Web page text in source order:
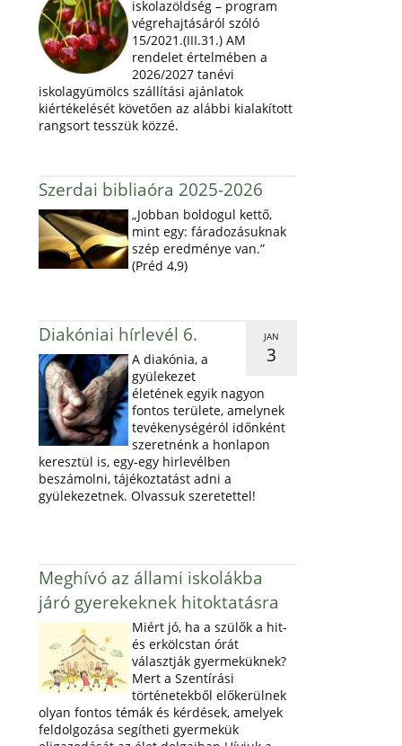
iskolazöldség – program
végrehajtásáról szóló
15/2021.(III.31.) AM
rendelet értelmében a
2026/2027 tanévi
iskolagyümölcs szállítási ajánlatok
kiértékelését követően az alábbi kialakított
rangsort tesszük közzé.
Szerdai bibliaóra 2025-2026
„Jobban boldogul kettő,
mint egy: fáradozásuknak
szép eredménye van.”
(Préd 4,9)
JAN
3
Diakóniai hírlevél 6.
A diakónia, a
gyülekezet
életének egyik nagyon
fontos területe, amelynek
tevékenységéról időnként
szeretnénk a honlapon
keresztül is, egy-egy hirlevélben
beszámolni, tájékoztatást adni a
gyülekezetnek. Olvassuk szeretettel!
Meghívó az állami iskolákba
járó gyerekeknek hitoktatásra
Miért jó, ha a szülők a hit-
és erkölcstan órát
választják gyermeküknek?
Mert a Szentírási
történetekből előkerülnek
olyan fontos témák és kérdések, amelyek
feldolgozása segítheti gyermekük